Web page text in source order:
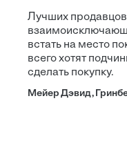
Лучших
встать на место
всего хотят
сделать покупку.
Мейер Дэвид,